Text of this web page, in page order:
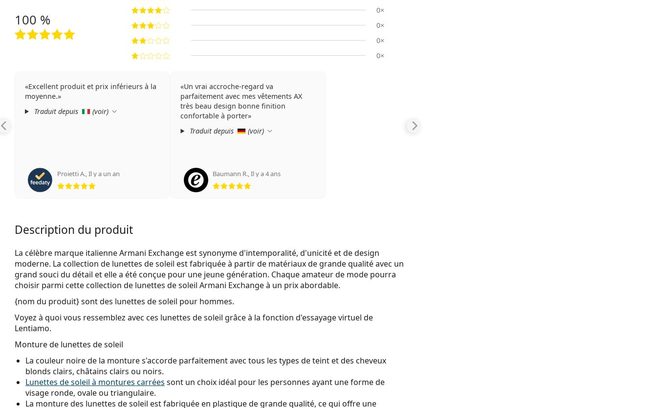
100 %
0×
0×
0×
0×
Excellent produit et prix inférieurs à la
moyenne.
Traduit depuis
(voir)
Proietti A.,Il y a un an
évaluation 5 sur 5
Un vrai accroche-regard va
parfaitement avec mes vêtements AX
très beau design bonne finition
confortable à porter
Traduit depuis
(voir)
Baumann R.,Il y a 4 ans
évaluation 5 sur 5
Description du produit
La célèbre marque italienne Armani Exchange est synonyme d'intemporalité, d'unicité et de design
moderne. La collection de lunettes de soleil est fabriquée à partir de matériaux de grande qualité avec un
grand souci du détail et elle a été conçue pour une jeune génération. Chaque amateur de mode pourra
choisir parmi cette collection de lunettes de soleil Armani Exchange à un prix abordable.
{nom du produit}sont des lunettes de soleil pour hommes.
Voyez à quoi vous ressemblez avec ces lunettes de soleil grâce à la fonction d'essayage virtuel de
Lentiamo.
Monture de lunettes de soleil
La couleur noire de la monture s'accorde parfaitement avec tous les types de teint et des cheveux
blonds clairs, châtains clairs ou noirs.
Lunettes de soleil à montures carrées sont un choix idéal pour les personnes ayant une forme de
visage ronde, ovale ou triangulaire.
La monture des lunettes de soleil est fabriquée en plastique de grande qualité, ce qui offre une